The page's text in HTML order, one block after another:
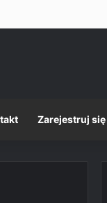
– Mateusz Gamrot w
Zarejestruj się